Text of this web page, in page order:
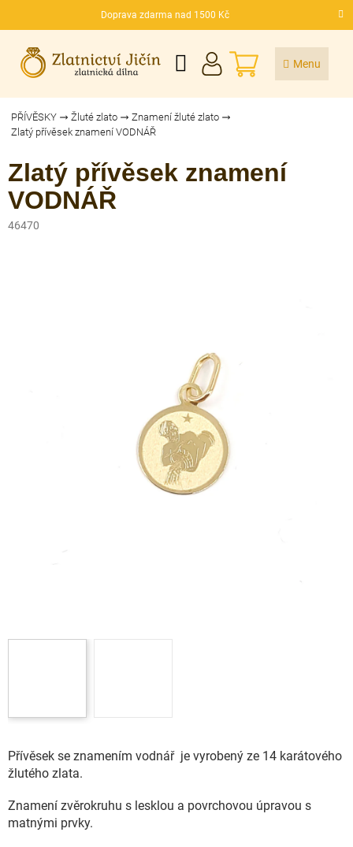
Doprava zdarma nad 1500 Kč
CZK
NÁKUPNÍ
KOŠÍK
PŘÍVĚSKY Žluté zlato
Znamení žluté zlato
Zlatý přívěsek znamení VODNÁŘ
Zlatý přívěsek znamení
VODNÁŘ
46470
Přívěsek se znamením vodnář je vyrobený ze 14 karátového
žlutého zlata.
Znamení zvěrokruhu s lesklou a povrchovou úpravou s
matnými prvky.